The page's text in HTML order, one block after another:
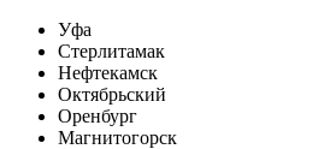
Уфа
Стерлитамак
Нефтекамск
Октябрьский
Оренбург
Магнитогорск